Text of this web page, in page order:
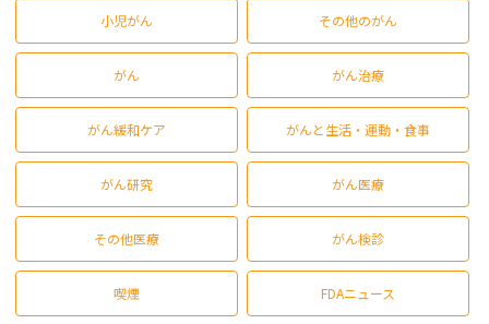
小児がん その他のがん
がん がん治療
がん緩和ケア がんと生活・運動・食事
がん研究 がん医療
その他医療 がん検診
喫煙 FDAニュース